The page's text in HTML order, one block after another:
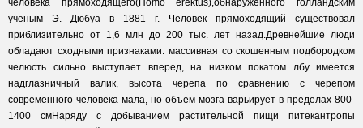
человека прямоходящего(Homo erektus),обнаруженного голландским
ученым Э. Дюбуа в 1881 г. Человек прямоходящий существовал
приблизительно от 1,6 млн до 200 тыс. лет назад.Древнейшие люди
обладают сходными признаками: массивная со скошенным подбородком
челюсть сильно выступает вперед, на низком покатом лбу имеется
надглазничный валик, высота черепа по сравнению с черепом
современного человека мала, но объем мозга варьирует в пределах 800-
1400 смНаряду с добыванием растительной пищи питекантропы